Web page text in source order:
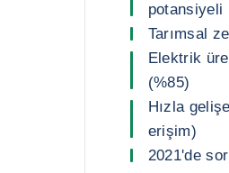
potansiyeli
Tarımsal
Elektrik
(%85)
Hızla
erişim)
2021'de